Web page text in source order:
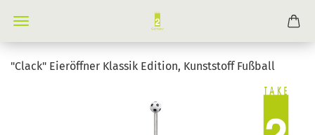
"Clack" Eieröffner Klassik Edition, Kunststoff Fußball